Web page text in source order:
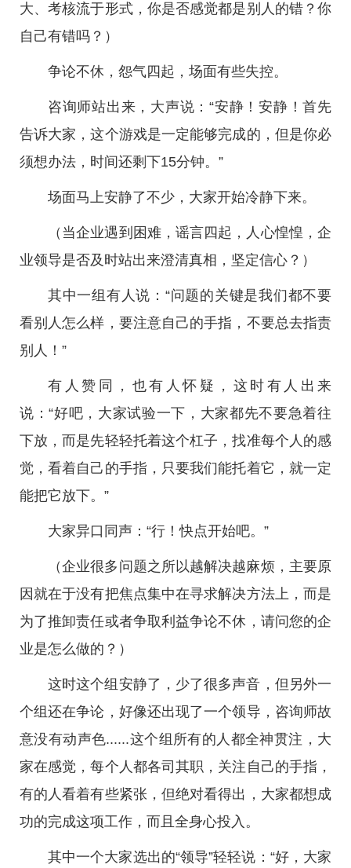
大、考核流于形式，你是否感觉都是别人的错？你
自己有错吗？）
争论不休，怨气四起，场面有些失控。
咨询师站出来，大声说：“安静！安静！首先
告诉大家，这个游戏是一定能够完成的，但是你必
须想办法，时间还剩下15分钟。”
场面马上安静了不少，大家开始冷静下来。
（当企业遇到困难，谣言四起，人心惶惶，企
业领导是否及时站出来澄清真相，坚定信心？）
其中一组有人说：“问题的关键是我们都不要
看别人怎么样，要注意自己的手指，不要总去指责
别人！”
有人赞同，也有人怀疑，这时有人出来
说：“好吧，大家试验一下，大家都先不要急着往
下放，而是先轻轻托着这个杠子，找准每个人的感
觉，看着自己的手指，只要我们能托着它，就一定
能把它放下。”
大家异口同声：“行！快点开始吧。”
（企业很多问题之所以越解决越麻烦，主要原
因就在于没有把焦点集中在寻求解决方法上，而是
为了推卸责任或者争取利益争论不休，请问您的企
业是怎么做的？）
这时这个组安静了，少了很多声音，但另外一
个组还在争论，好像还出现了一个领导，咨询师故
意没有动声色......这个组所有的人都全神贯注，大
家在感觉，每个人都各司其职，关注自己的手指，
有的人看着有些紧张，但绝对看得出，大家都想成
功的完成这项工作，而且全身心投入。
其中一个大家选出的“领导”轻轻说：“好，大家